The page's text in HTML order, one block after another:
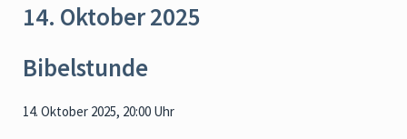
14. Oktober 2025
Bibelstunde
14. Oktober 2025, 20:00 Uhr